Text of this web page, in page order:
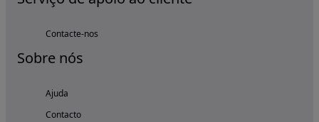
Contacte-nos
Sobre nós
Ajuda
Contacto